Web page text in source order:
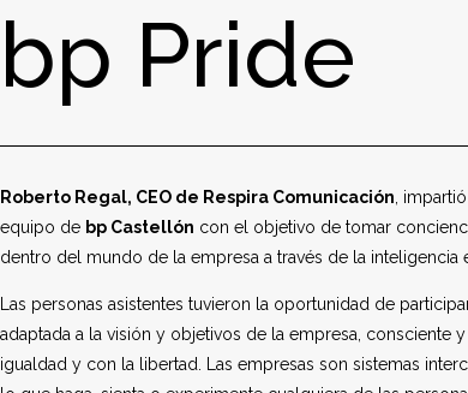
bp Pride
Roberto Regal, CEO de Respira Comunicación ,
equipo de bp Castellón con el objetivo de tomar
dentro del mundo de la empresa a través de la inteligencia
Las personas asistentes tuvieron la oportunidad de
adaptada a la visión y objetivos de la empresa, consciente
igualdad y con la libertad. Las empresas son sistemas